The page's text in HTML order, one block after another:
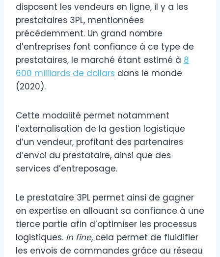
disposent les vendeurs en ligne, il y a les
prestataires 3PL, mentionnées
précédemment. Un grand nombre
d’entreprises font confiance à ce type de
prestataires, le marché étant estimé à 8
600 milliards de dollars dans le monde
(2020).
Cette modalité permet notamment
l’externalisation de la gestion logistique
d’un vendeur, profitant des partenaires
d’envoi du prestataire, ainsi que des
services d’entreposage.
Le prestataire 3PL permet ainsi de gagner
en expertise en allouant sa confiance à une
tierce partie afin d’optimiser les processus
logistiques. In fine, cela permet de fluidifier
les envois de commandes grâce au réseau